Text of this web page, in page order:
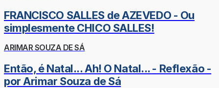
FRANCISCO SALLES de AZEVEDO - Ou
simplesmente CHICO SALLES!
ARIMAR SOUZA DE SÁ
Então, é Natal... Ah! O Natal... - Reflexão -
por Arimar Souza de Sá